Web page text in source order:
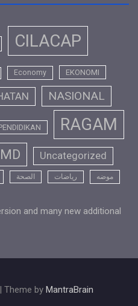
CILACAP
Economy EKONOMI
NASIONAL
RAGAM
Uncategorized
الصحة رياضات موضه
and many new additional
Theme by MantraBrain